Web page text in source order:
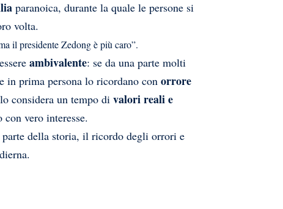
paranoica, durante la quale le persone si
volta.
il presidente Zedong è più caro”.
ambivalente: se da una parte molti
in prima persona lo ricordano con orrore
considera un tempo di valori reali e
vero interesse.
della storia, il ricordo degli orrori e